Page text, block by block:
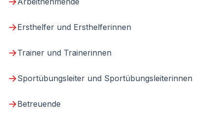
→Ersthelfer und Ersthelferinnen
→Trainer und Trainerinnen
→Sportübungsleiter und Sportübungsleiterinnen
→Betreuende